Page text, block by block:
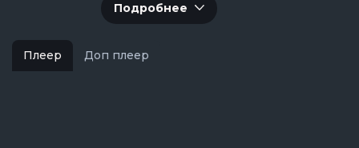
Подробнее
Плеер Доп плеер